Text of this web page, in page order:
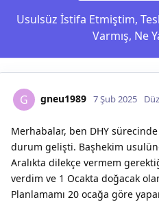
Usulsüz İstifa Etmiştim,
Varmış, Ne
G gneu1989 7 Şub 2025
Merhabalar, ben DHY
durum gelişti. Başhekim
Aralıkta dilekçe vermem
verdim ve 1 Ocakta doğacak
Planlamamı 20 ocağa göre